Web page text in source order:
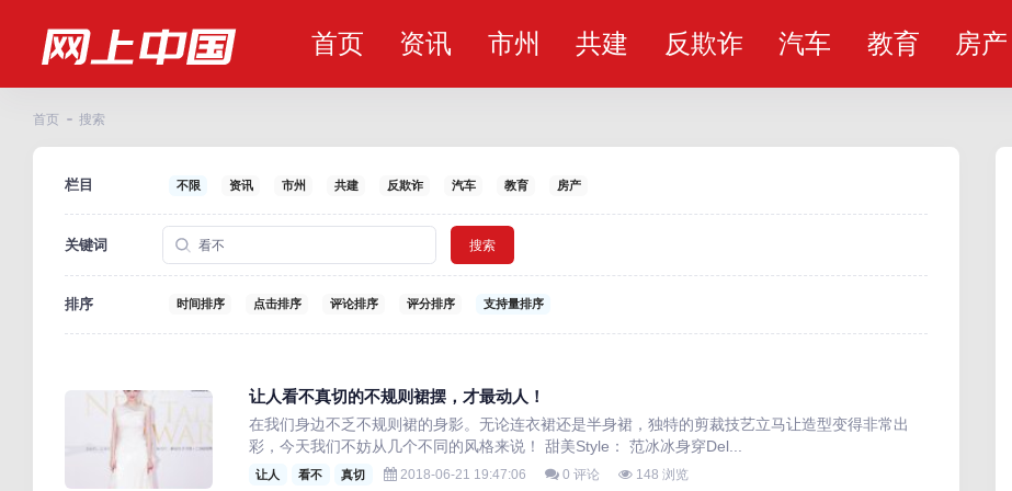
首页 资讯 市州 共建 反欺诈 汽车 教育 房产
首页 搜索
栏目 不限 资讯 市州 共建 反欺诈 汽车 教育 房产
关键词 搜索
排序 时间排序 点击排序 评论排序 评分排序 支持量排序
让人看不真切的不规则裙摆，才最动人！
在我们身边不乏不规则裙的身影。无论连衣裙还是半身裙，独特的剪裁技艺立马让造型变得非常出
彩，今天我们不妨从几个不同的风格来说！ 甜美Style： 范冰冰身穿Del...
让人 看不 真切 2018-06-21 19:47:06 0 评论 148 浏览